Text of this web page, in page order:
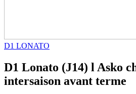
D1 LONATO
D1 Lonato (J14) l Asko
intersaison avant terme